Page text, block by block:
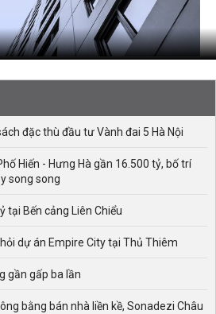
đặc thù đầu tư Vành đai 5 Hà Nội
Hiến - Hưng Hà gần 16.500 tỷ, bố trí
song song
tại Bến cảng Liên Chiểu
dự án Empire City tại Thủ Thiêm
gần gấp ba lần
bằng bán nhà liền kề, Sonadezi Châu